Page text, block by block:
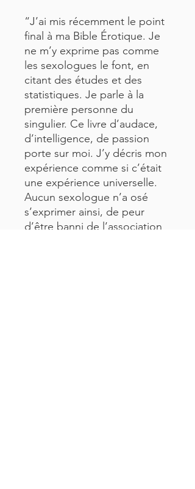
“J’ai mis récemment le point
final à ma Bible Érotique. Je
ne m’y exprime pas comme
les sexologues le font, en
citant des études et des
statistiques. Je parle à la
première personne du
singulier. Ce livre d’audace,
d’intelligence, de passion
porte sur moi. J’y décris mon
expérience comme si c’était
une expérience universelle.
Aucun sexologue n’a osé
s’exprimer ainsi, de peur
d’être banni de l’association